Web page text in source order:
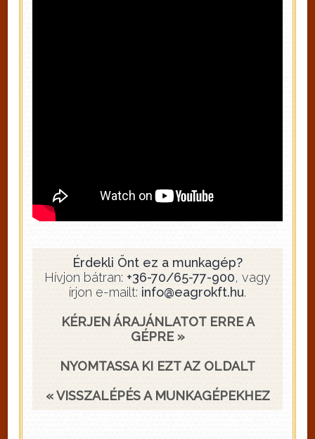
Érdekli Önt ez a munkagép?
Hívjon bátran: +36-70/65-77-900, vagy
írjon e-mailt: info@eagrokft.hu.
KÉRJEN ÁRAJÁNLATOT ERRE A
GÉPRE »
NYOMTASSA KI EZT AZ OLDALT
« VISSZALÉPÉS A MUNKAGÉPEKHEZ